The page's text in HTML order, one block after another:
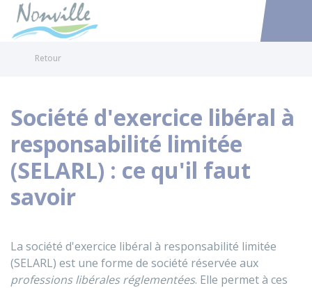
Accéder
Retour
Société d'exercice libéral à
responsabilité limitée
(SELARL) : ce qu'il faut
savoir
La société d'exercice libéral à responsabilité limitée
(SELARL) est une forme de société réservée aux
professions libérales réglementées. Elle permet à ces